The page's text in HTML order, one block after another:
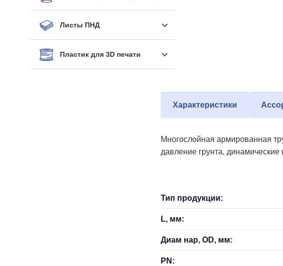
Листы ПНД
Пластик для 3D печати
Характеристики
Многослойная армированная
давление грунта, динамические
Тип продукции:
L, мм:
Диам нар, OD, мм:
PN: